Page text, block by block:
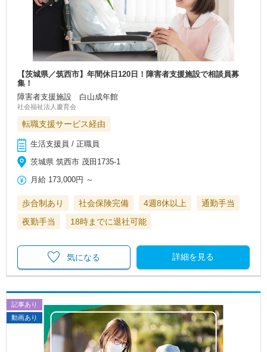
【茨城県／筑西市】年間休日120日！障害者支援施設で相談員募
集！
障害者支援施設 白山成年館
社会福祉法人慶育会
転職支援サービス経由
生活支援員 / 正職員
茨城県 筑西市 茂田1735-1
月給 173,000円 ～
歩合制あり 社会保険完備 4週8休以上
通勤手当
夜勤手当
18時までに退社可能
詳細を見る
気になる
記事あり
動画あり